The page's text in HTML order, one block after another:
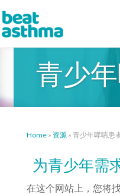
青少
Home» 资源» 青少年哮喘患
为青少年需
在这个网站上，您将